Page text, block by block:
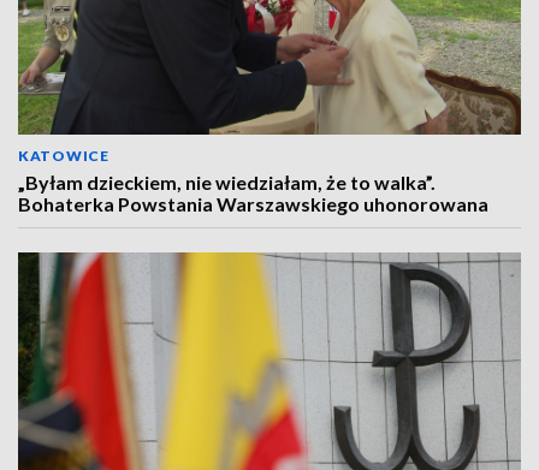
KATOWICE
„Byłam dzieckiem, nie wiedziałam, że to walka”.
Bohaterka Powstania Warszawskiego uhonorowana